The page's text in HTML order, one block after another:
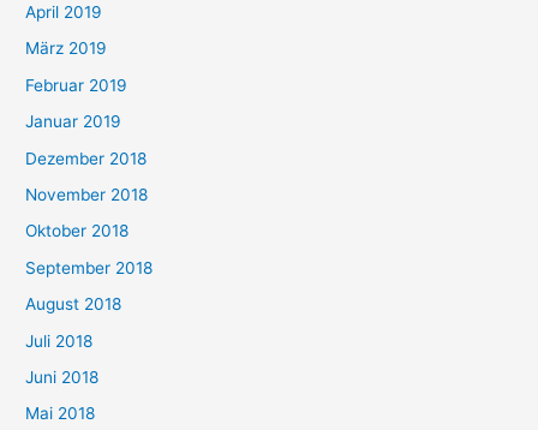
April 2019
März 2019
Februar 2019
Januar 2019
Dezember 2018
November 2018
Oktober 2018
September 2018
August 2018
Juli 2018
Juni 2018
Mai 2018